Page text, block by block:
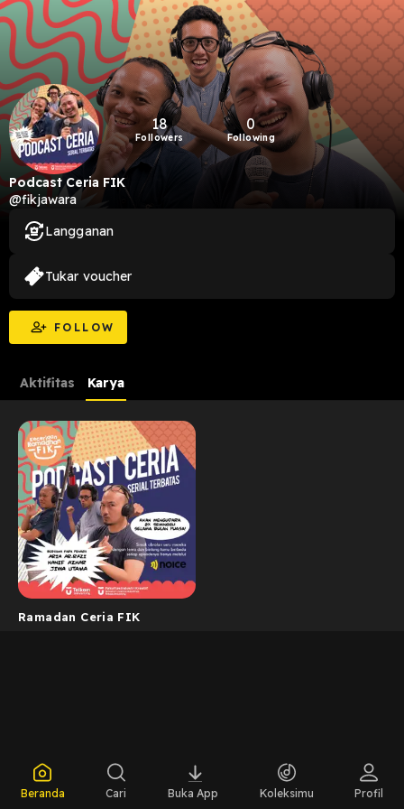
18
Followers
0
Following
Podcast Ceria FIK
@fikjawara
FOLLOW
Langganan
Tukar voucher
Aktifitas Karya
Ramadan Ceria FIK
Beranda Cari Buka App Koleksimu Profil